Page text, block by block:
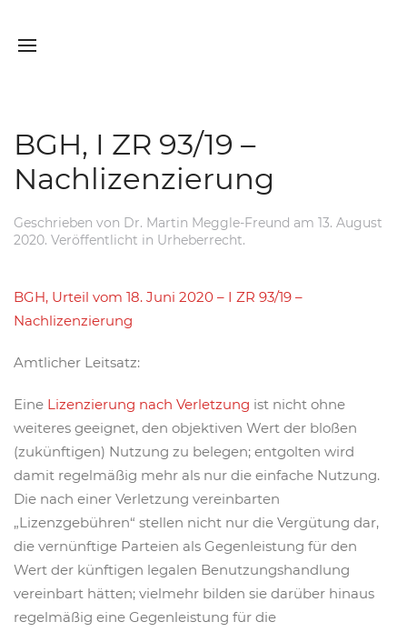
BGH, I ZR 93/19 –
Nachlizenzierung
Geschrieben von Dr. Martin Meggle-Freund am 13. August
2020. Veröffentlicht in Urheberrecht.
BGH, Urteil vom 18. Juni 2020 – I ZR 93/19 –
Nachlizenzierung
Amtlicher Leitsatz:
Eine Lizenzierung nach Verletzung ist nicht ohne
weiteres geeignet, den objektiven Wert der bloßen
(zukünftigen) Nutzung zu belegen; entgolten wird
damit regelmäßig mehr als nur die einfache Nutzung.
Die nach einer Verletzung vereinbarten
„Lizenzgebühren“ stellen nicht nur die Vergütung dar,
die vernünftige Parteien als Gegenleistung für den
Wert der künftigen legalen Benutzungshandlung
vereinbart hätten; vielmehr bilden sie darüber hinaus
regelmäßig eine Gegenleistung für die